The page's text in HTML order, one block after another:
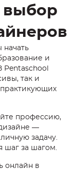
выбор
начать
и
так и
профессию,
—
задачу.
шаг за шагом.
онлайн в